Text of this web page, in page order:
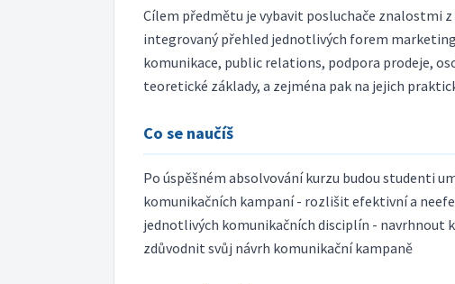
Cílem předmětu je vybavit posluchače znalostmi
integrovaný přehled jednotlivých forem
komunikace, public relations, podpora prodeje,
teoretické základy, a zejména pak na jejich
Co se naučíš
Po úspěšném absolvování kurzu budou studenti
komunikačních kampaní - rozlišit efektivní a
jednotlivých komunikačních disciplín - navrhnout
zdůvodnit svůj návrh komunikační kampaně